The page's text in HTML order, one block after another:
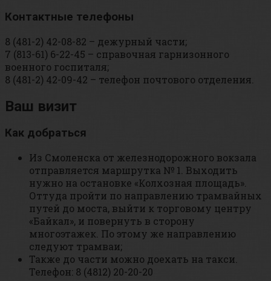
Контактные телефоны
8 (481-2) 42-08-82 – дежурный части;
7 (813-61) 6-22-45 – справочная гарнизонного
военного госпиталя;
8 (481-2) 42-09-42 – телефон почтового отделения.
Ваш визит
Как добраться
Из Смоленска от железнодорожного вокзала
отправляется маршрутка № 1. Выходить
нужно на остановке «Колхозная площадь».
Оттуда пройти по направлению трамвайных
путей до моста, выйти к торговому центру
«Байкал», и повернуть в сторону
многоэтажек. По этому же направлению
следуют трамваи;
Также до части можно доехать на такси.
Телефон: 8 (4812) 20-20-20